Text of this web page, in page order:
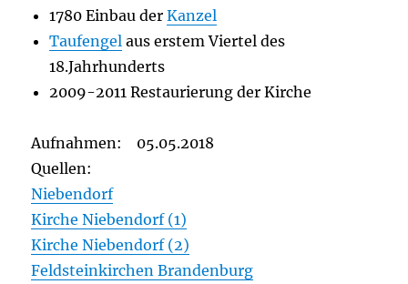
1780 Einbau derKanzel
Taufengel aus erstem Viertel des
18.Jahrhunderts
2009-2011 Restaurierung der Kirche
Aufnahmen: 05.05.2018
Quellen:
Niebendorf
Kirche Niebendorf (1)
Kirche Niebendorf (2)
Feldsteinkirchen Brandenburg